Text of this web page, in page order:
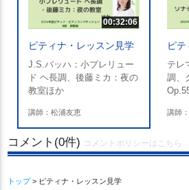
00:32:06
ピティナ・レッスン見学
J.S.バッハ：小プレリュー
ド ヘ長調、後藤ミカ：夜の
教室ほか
講師：松浦友恵
ピ
テレ
調、
講師
コメント(0件) コメントポリシーはこちら
トップ> ピティナ・レッスン見学